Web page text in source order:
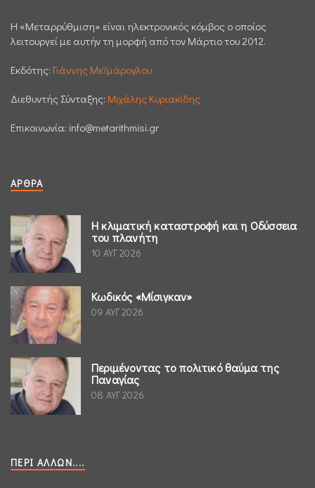
H «Μεταρρύθμιση» είναι ηλεκτρονικός κόμβος ο οποίος
λειτουργεί με αυτήν τη μορφή από τον Μάρτιο του 2012.
Εκδότης: Γιάννης Μεϊμάρογλου
Διεθυντής Σύνταξης: Μιχάλης Κυριακίδης
Επικοινωνία: info@metarithmisi.gr
ΆΡΘΡΑ
Η κλιματική καταστροφή και η Οδύσσεια
του πλανήτη
10 ΑΥΓ 2026
Κωδικός «Μίσιγκαν»
09 ΑΥΓ 2026
Περιμένοντας το πολιτικό θαύμα της
Παναγίας
08 ΑΥΓ 2026
ΠΕΡΊ ΆΛΛΩΝ....